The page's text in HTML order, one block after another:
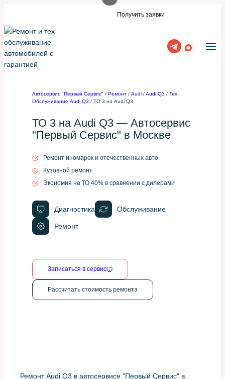
содержимому
Получить заявки
Автосервис "Первый Сервис" / Ремонт / Audi /Audi Q3 / Тех
Обслуживание Audi Q3 / ТО 3 на Audi Q3
ТО 3 на Audi Q3 — Автосервис
"Первый Сервис" в Москве
Ремонт иномарок и отечественных авто
Кузовной ремонт
Экономия на ТО 40% в сравнении с дилерами
Диагностика Обслуживание
Ремонт
Записаться в сервис
Рассчитать стоимость ремонта
Ремонт Audi Q3 в автосервисе "Первый Сервис" в